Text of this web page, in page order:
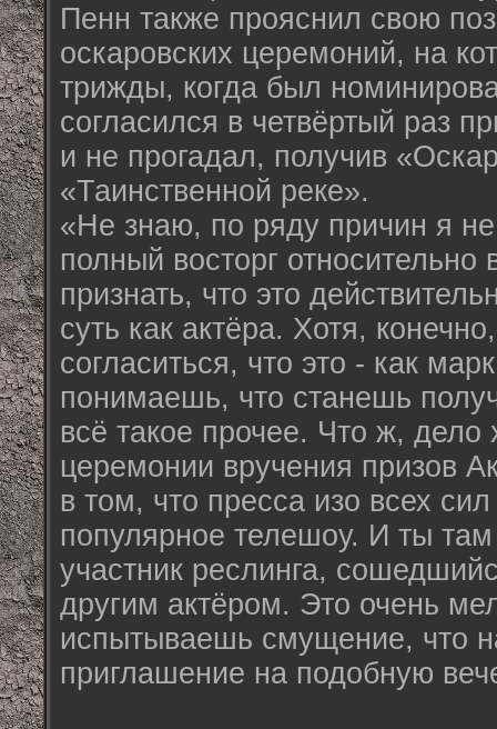
Пенн также прояснил свою
оскаровских церемоний, на
трижды, когда был
согласился в четвёртый раз
и не прогадал, получив
«Таинственной реке».
«Не знаю, по ряду причин я
полный восторг относительно
признать, что это
суть как актёра. Хотя,
согласиться, что это - как
понимаешь, что станешь
всё такое прочее. Что ж,
церемонии вручения призов
в том, что пресса изо всех
популярное телешоу. И ты
участник реслинга,
другим актёром. Это очень
испытываешь смущение, что
приглашение на подобную